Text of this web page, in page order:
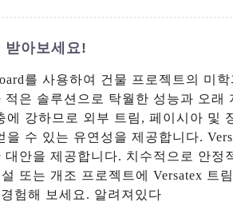
아보세요!
를 사용하여 건물 프로젝트의 미학
은 솔루션으로 탁월한 성능과 오래
강하므로 외부 트림, 페이시아 및
수 있는 유연성을 제공합니다.
안을 제공합니다. 치수적으로 안정
또는 개조 프로젝트에 Versatex 트
험해 보세요. 알려져있다